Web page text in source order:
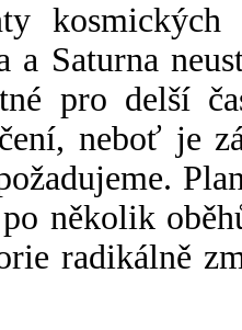
a Saturna
pro delší
neboť je
několik
radikálně